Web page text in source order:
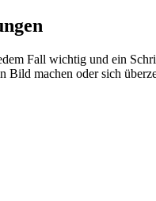
Fall wichtig und ein
machen oder sich